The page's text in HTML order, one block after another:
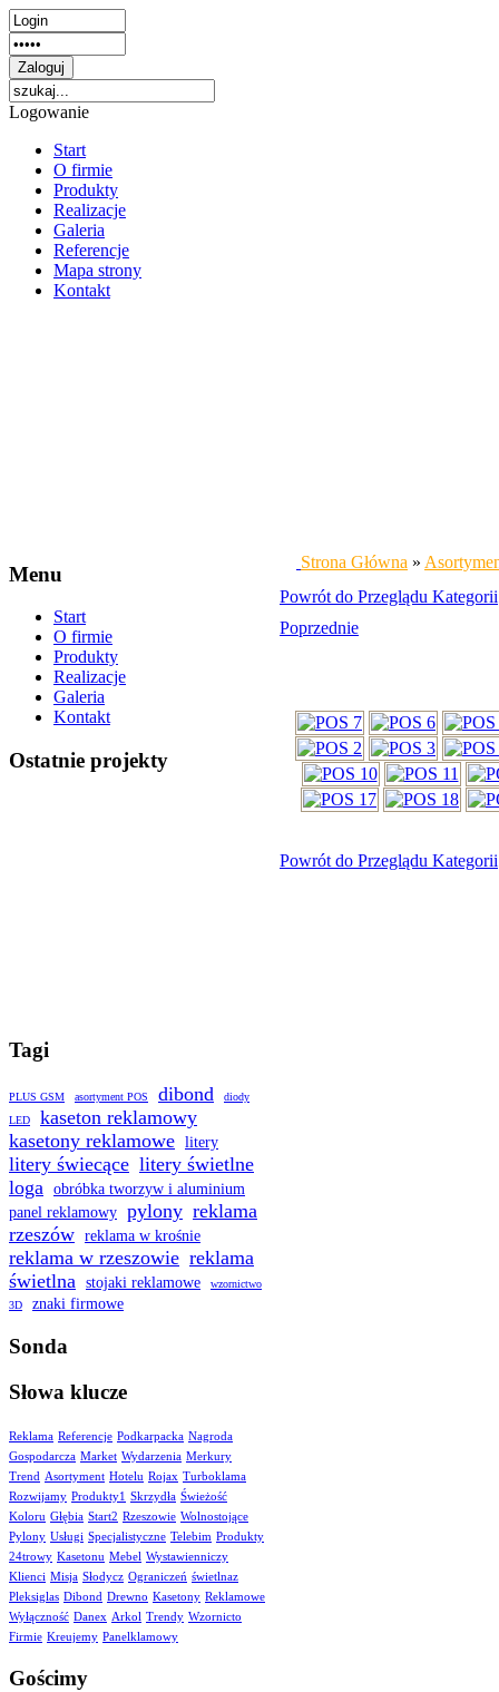
Logowanie
Start
O firmie
Produkty
Realizacje
Galeria
Referencje
Mapa strony
Kontakt
Menu
Start
O firmie
Produkty
Realizacje
Galeria
Kontakt
Ostatnie projekty
Tagi
PLUS GSM asortyment POS dibond
diody
LED
kaseton reklamowy
kasetony reklamowe litery
litery świecące litery świetlne
loga obróbka tworzyw i aluminium
panel reklamowy pylony reklama
rzeszów reklama w krośnie
reklama w rzeszowie reklama
świetlna stojaki reklamowe
wzornictwo
3D
znaki firmowe
Sonda
Słowa klucze
Reklama Referencje Podkarpacka Nagroda
Gospodarcza Market Wydarzenia Merkury
Trend Asortyment Hotelu Rojax Turboklama
Rozwijamy Produkty1 Skrzydła Świeżość
Koloru Głębia Start2 Rzeszowie Wolnostojące
Pylony Usługi Specjalistyczne Telebim Produkty
24trowy Kasetonu Mebel Wystawienniczy
Klienci Misja Słodycz Ograniczeń świetlnaz
Pleksiglas Dibond Drewno Kasetony Reklamowe
Wyłączność Danex Arkol Trendy Wzornicto
Firmie Kreujemy Panelklamowy
Gościmy
Strona Główna »
Powrót do Przeglądu Kategorii
Poprzednie
Powrót do Przeglądu Kategorii